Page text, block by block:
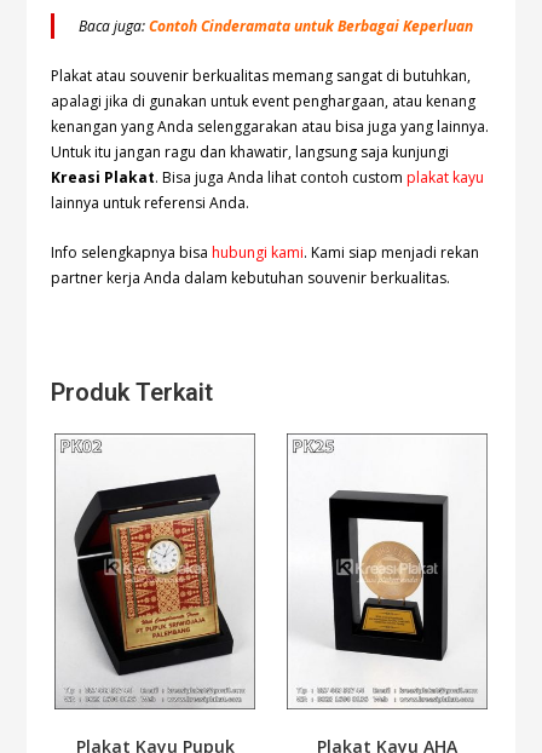
Baca juga:Contoh Cinderamata untuk Berbagai Keperluan
Plakat atau souvenir berkualitas memang sangat di butuhkan,
apalagi jika di gunakan untuk event penghargaan, atau kenang
kenangan yang Anda selenggarakan atau bisa juga yang lainnya.
Untuk itu jangan ragu dan khawatir, langsung saja kunjungi
Kreasi Plakat. Bisa juga Anda lihat contoh customplakat kayu
lainnya untuk referensi Anda.
Info selengkapnya bisahubungi kami. Kami siap menjadi rekan
partner kerja Anda dalam kebutuhan souvenir berkualitas.
Produk Terkait
Plakat Kayu Pupuk
Plakat Kayu AHA